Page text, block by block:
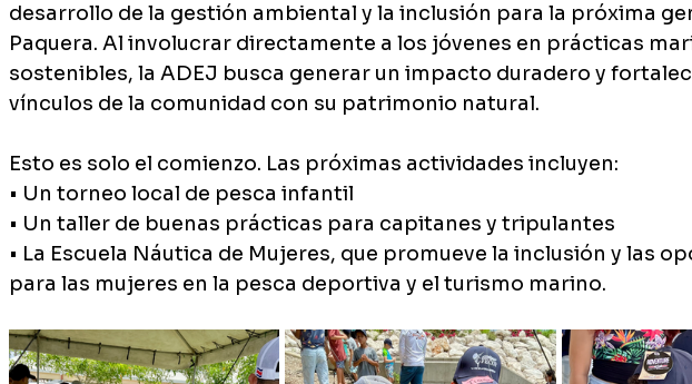
desarrollo de la gestión ambiental y la inclusión para la próxima
Paquera. Al involucrar directamente a los jóvenes en prácticas
sostenibles, la ADEJ busca generar un impacto duradero y
vínculos de la comunidad con su patrimonio natural.
Esto es solo el comienzo. Las próximas actividades incluyen:
• Un torneo local de pesca infantil
• Un taller de buenas prácticas para capitanes y tripulantes
• La Escuela Náutica de Mujeres, que promueve la inclusión y las
para las mujeres en la pesca deportiva y el turismo marino.